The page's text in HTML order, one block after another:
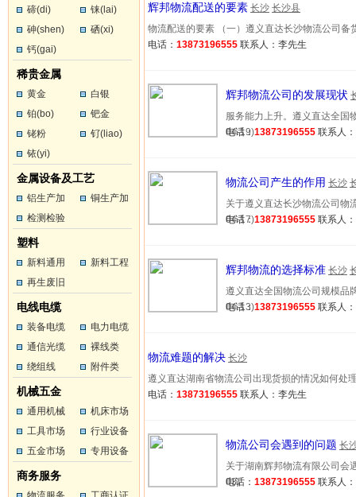
碲(di)
铼(lai)
砷(shen)
硒(xi)
钙(gai)
稀贵金属
黄金
白银
铂(bo)
钯金
铑粉
钌(liao)
铱(yi)
金属设备及工艺
铝生产加
工
铜生产加
检测检验
塑料
新料通用
塑料
新料工程
再生废旧
塑料
电线电缆
装备电缆
电力电缆
通信光缆
裸线类
绕组线
附件类
机械五金
通用机械
机床市场
工具市场
行业设备
五金市场
专用设备
商务服务
辉邦物流配送的要素 长沙 长沙县
物流配送的要素 （一）遵义直达长沙物流公司
电话： 13873196555 联系人：李先生
辉邦物流公司的发展现状
服务能力上升。遵义直达全
04-19)
电话：13873196555 联系人
物流公司产生的作用 长沙
关于遵义直达长沙物流公司
04-17)
电话：13873196555 联系人
辉邦物流的选择标准 长沙
遵义直达全国物流公司规模
04-13)
电话：13873196555 联系人
物流难题的解决 长沙
遵义直达湖南省物流公司出现货损的情况如何
电话： 13873196555 联系人：李先生
物流公司会遇到的问题 长
关于湖南辉邦物流有限公司
03)
电话： 13873196555 联系人